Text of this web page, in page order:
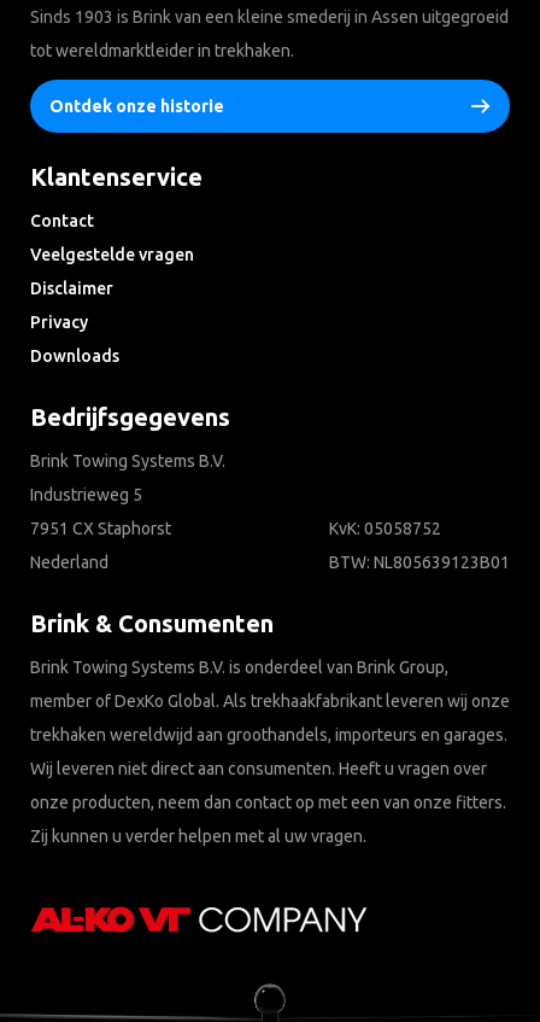
Sinds 1903 is Brink van een kleine smederij in Assen uitgegroeid
tot wereldmarktleider in trekhaken.
Ontdek onze historie
Klantenservice
Contact
Veelgestelde vragen
Disclaimer
Privacy
Downloads
Bedrijfsgegevens
Brink Towing Systems B.V.
Industrieweg 5
7951 CX Staphorst
Nederland
KvK: 05058752
BTW: NL805639123B01
Brink & Consumenten
Brink Towing Systems B.V. is onderdeel van Brink Group,
member of DexKo Global. Als trekhaakfabrikant leveren wij onze
trekhaken wereldwijd aan groothandels, importeurs en garages.
Wij leveren niet direct aan consumenten. Heeft u vragen over
onze producten, neem dan contact op met een van onze fitters.
Zij kunnen u verder helpen met al uw vragen.